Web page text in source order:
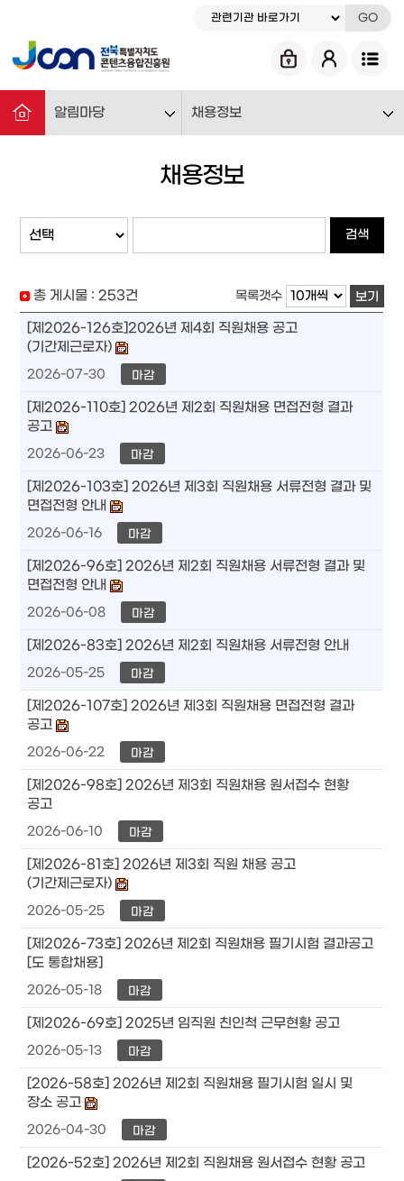
GO
알림마당 채용정보
채용정보
검색
총 게시물 :253건 목록갯수 보기
[제2026-126호]2026년 제4회 직원채용 공고
(기간제근로자)
2026-07-30 마감
[제2026-110호] 2026년 제2회 직원채용 면접전형 결과
공고
2026-06-23 마감
[제2026-103호] 2026년 제3회 직원채용 서류전형 결과 및
면접전형 안내
2026-06-16 마감
[제2026-96호] 2026년 제2회 직원채용 서류전형 결과 및
면접전형 안내
2026-06-08 마감
[제2026-83호] 2026년 제2회 직원채용 서류전형 안내
2026-05-25 마감
[제2026-107호] 2026년 제3회 직원채용 면접전형 결과
공고
2026-06-22 마감
[제2026-98호] 2026년 제3회 직원채용 원서접수 현황
공고
2026-06-10 마감
[제2026-81호] 2026년 제3회 직원 채용 공고
(기간제근로자)
2026-05-25 마감
[제2026-73호] 2026년 제2회 직원채용 필기시험 결과공고
[도 통합채용]
2026-05-18 마감
[제2026-69호] 2025년 임직원 친인척 근무현황 공고
2026-05-13 마감
[2026-58호] 2026년 제2회 직원채용 필기시험 일시 및
장소 공고
2026-04-30 마감
[2026-52호] 2026년 제2회 직원채용 원서접수 현황 공고